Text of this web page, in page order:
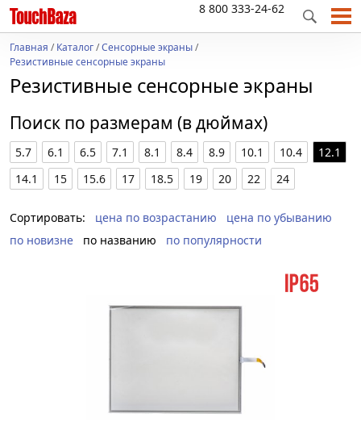
8 800 333-24-62
Главная /Каталог/Сенсорные экраны/
Резистивные сенсорные экраны
Резистивные сенсорные экраны
Поиск по размерам (в дюймах)
5.7 6.1 6.5 7.1 8.1 8.4 8.9 10.1 10.4
12.1
14.1
15 15.6 17 18.5 19 20 22 24
Сортировать: цена по возрастанию
цена по убыванию
по новизне
по названию по популярности